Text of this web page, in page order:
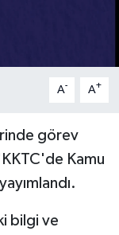
A- A+
görev
Kamu
bilgi ve